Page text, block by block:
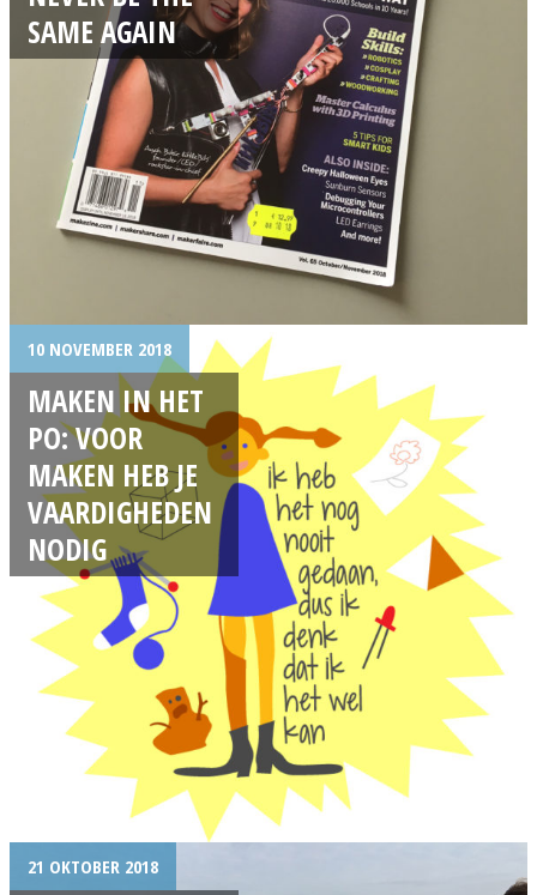
SAME AGAIN
10 NOVEMBER 2018
MAKEN IN HET
PO: VOOR
MAKEN HEB JE
VAARDIGHEDEN
NODIG
21 OKTOBER 2018